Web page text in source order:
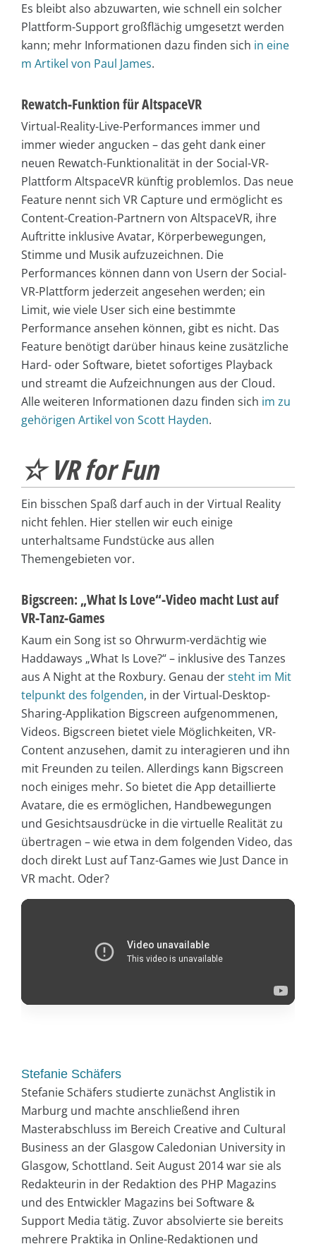
Es bleibt also abzuwarten, wie schnell ein solcher
Plattform-Support großflächig umgesetzt werden
kann; mehr Informationen dazu finden sich in eine
m Artikel von Paul James.
Rewatch-Funktion für AltspaceVR
Virtual-Reality-Live-Performances immer und
immer wieder angucken – das geht dank einer
neuen Rewatch-Funktionalität in der Social-VR-
Plattform AltspaceVR künftig problemlos. Das neue
Feature nennt sich VR Capture und ermöglicht es
Content-Creation-Partnern von AltspaceVR, ihre
Auftritte inklusive Avatar, Körperbewegungen,
Stimme und Musik aufzuzeichnen. Die
Performances können dann von Usern der Social-
VR-Plattform jederzeit angesehen werden; ein
Limit, wie viele User sich eine bestimmte
Performance ansehen können, gibt es nicht. Das
Feature benötigt darüber hinaus keine zusätzliche
Hard- oder Software, bietet sofortiges Playback
und streamt die Aufzeichnungen aus der Cloud.
Alle weiteren Informationen dazu finden sich im zu
gehörigen Artikel von Scott Hayden.
☆ VR for Fun
Ein bisschen Spaß darf auch in der Virtual Reality
nicht fehlen. Hier stellen wir euch einige
unterhaltsame Fundstücke aus allen
Themengebieten vor.
Bigscreen: „What Is Love“-Video macht Lust auf
VR-Tanz-Games
Kaum ein Song ist so Ohrwurm-verdächtig wie
Haddaways „What Is Love?“ – inklusive des Tanzes
aus A Night at the Roxbury. Genau dersteht im Mit
telpunkt des folgenden, in der Virtual-Desktop-
Sharing-Applikation Bigscreen aufgenommenen,
Videos. Bigscreen bietet viele Möglichkeiten, VR-
Content anzusehen, damit zu interagieren und ihn
mit Freunden zu teilen. Allerdings kann Bigscreen
noch einiges mehr. So bietet die App detaillierte
Avatare, die es ermöglichen, Handbewegungen
und Gesichtsausdrücke in die virtuelle Realität zu
übertragen – wie etwa in dem folgenden Video, das
doch direkt Lust auf Tanz-Games wie Just Dance in
VR macht. Oder?
Stefanie Schäfers
Stefanie Schäfers studierte zunächst Anglistik in
Marburg und machte anschließend ihren
Masterabschluss im Bereich Creative and Cultural
Business an der Glasgow Caledonian University in
Glasgow, Schottland. Seit August 2014 war sie als
Redakteurin in der Redaktion des PHP Magazins
und des Entwickler Magazins bei Software &
Support Media tätig. Zuvor absolvierte sie bereits
mehrere Praktika in Online-Redaktionen und